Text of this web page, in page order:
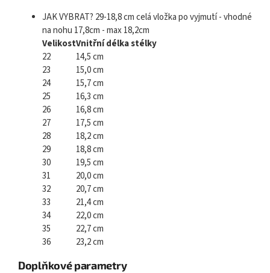
JAK VYBRAT? 29-18,8 cm celá vložka po vyjmutí - vhodné
na nohu 17,8cm - max 18,2cm
VelikostVnitřní délka stélky
22
14,5 cm
23
15,0 cm
24
15,7 cm
25
16,3 cm
26
16,8 cm
27
17,5 cm
28
18,2 cm
29
18,8 cm
30
19,5 cm
31
20,0 cm
32
20,7 cm
33
21,4 cm
34
22,0 cm
35
22,7 cm
36
23,2 cm
Doplňkové parametry